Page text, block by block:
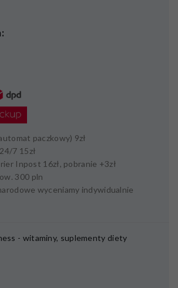
paczkowy) 9zł
7 15zł
Inpost 16zł, pobranie +3zł
300 pln
wyceniamy indywidualnie
- witaminy, suplementy diety